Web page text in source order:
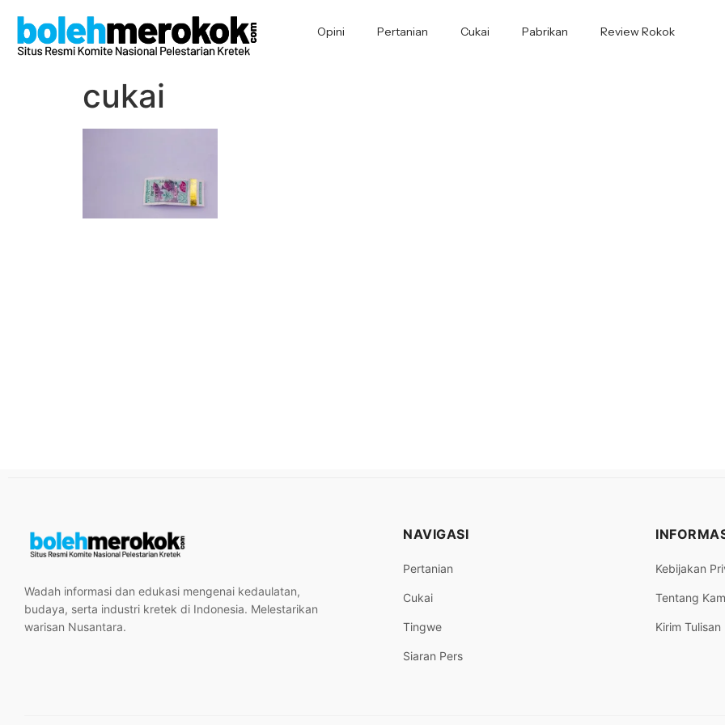
Opini Pertanian Cukai Pabrikan Review Rokok
cukai
Wadah informasi dan edukasi mengenai kedaulatan,
budaya, serta industri kretek di Indonesia. Melestarikan
warisan Nusantara.
NAVIGASI
Pertanian
Cukai
Tingwe
Siaran Pers
Kebijakan
Tentang
Kirim Tulisan